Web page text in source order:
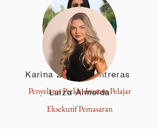
Karina Zárate Contreras
Penyelaras Perkhidmatan Pelajar
Luiza Almeida
Eksekutif Pemasaran